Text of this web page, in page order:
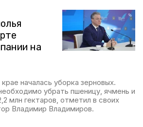
на
началась уборка зерновых.
убрать пшеницу, ячмень и
млн гектаров, отметил в своих
Владимир Владимиров.